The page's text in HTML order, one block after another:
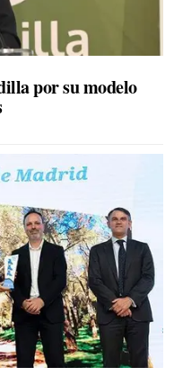
por su modelo